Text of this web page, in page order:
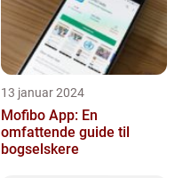
13 januar 2024
Mofibo App: En
omfattende guide til
bogselskere